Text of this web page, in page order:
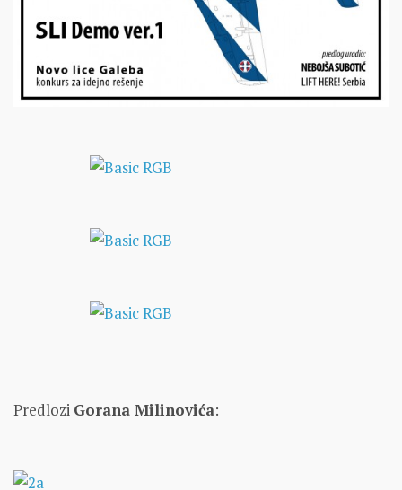
Predlozi Gorana Milinovića: